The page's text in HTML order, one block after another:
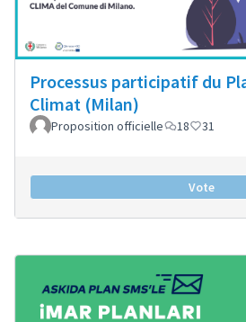
Processus participatif du
Climat (Milan)
Proposition officielle 18 31
Vote